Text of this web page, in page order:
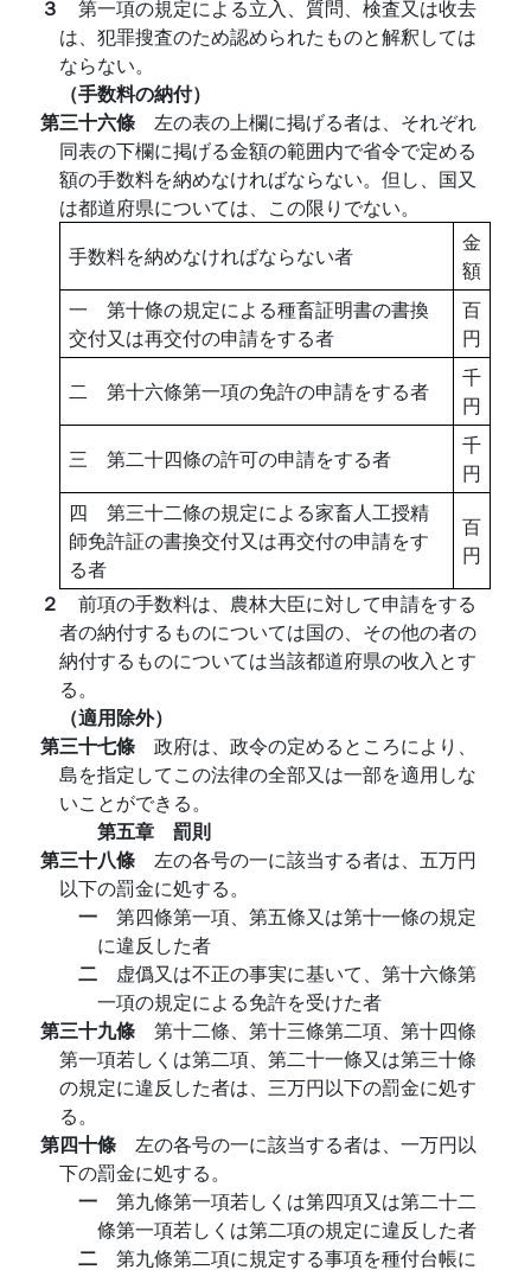
３ 第一項の規定による立入、質問、検査又は收去
は、犯罪搜査のため認められたものと解釈しては
ならない。
（手数料の納付）
第三十六條 左の表の上欄に掲げる者は、それぞれ
同表の下欄に掲げる金額の範囲内で省令で定める
額の手数料を納めなければならない。但し、国又
は都道府県については、この限りでない。
手数料を納めなければならない者
金
額
一 第十條の規定による種畜証明書の書換
交付又は再交付の申請をする者
百
円
二 第十六條第一項の免許の申請をする者
千
円
三 第二十四條の許可の申請をする者
千
円
四 第三十二條の規定による家畜人工授精
師免許証の書換交付又は再交付の申請をす
る者
百
円
２ 前項の手数料は、農林大臣に対して申請をする
者の納付するものについては国の、その他の者の
納付するものについては当該都道府県の收入とす
る。
（適用除外）
第三十七條 政府は、政令の定めるところにより、
島を指定してこの法律の全部又は一部を適用しな
いことができる。
第五章 罰則
第三十八條 左の各号の一に該当する者は、五万円
以下の罰金に処する。
一 第四條第一項、第五條又は第十一條の規定
に違反した者
二 虚僞又は不正の事実に基いて、第十六條第
一項の規定による免許を受けた者
第三十九條 第十二條、第十三條第二項、第十四條
第一項若しくは第二項、第二十一條又は第三十條
の規定に違反した者は、三万円以下の罰金に処す
る。
第四十條 左の各号の一に該当する者は、一万円以
下の罰金に処する。
一 第九條第一項若しくは第四項又は第二十二
條第一項若しくは第二項の規定に違反した者
二 第九條第二項に規定する事項を種付台帳に